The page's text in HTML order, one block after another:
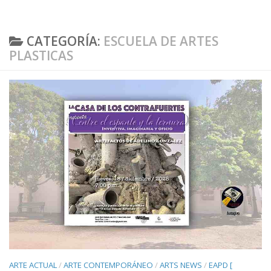
CATEGORÍA: ESCUELA DE ARTES
PLASTICAS
ARTE ACTUAL/ARTE CONTEMPORÁNEO /ARTS NEWS /EAPD [